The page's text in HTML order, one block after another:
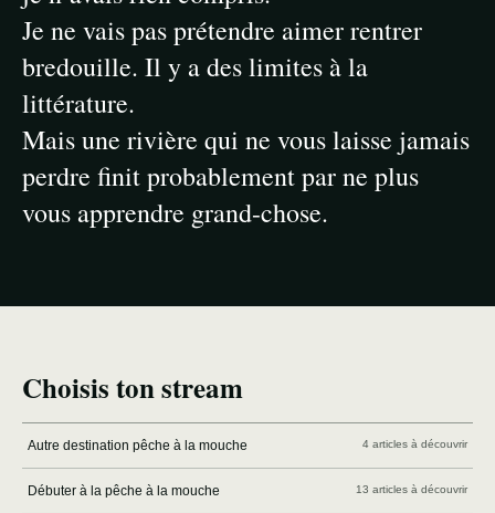
Je ne vais pas prétendre aimer rentrer
bredouille. Il y a des limites à la
littérature.
Mais une rivière qui ne vous laisse jamais
perdre finit probablement par ne plus
vous apprendre grand-chose.
Choisis ton stream
Autre destination pêche à la mouche 4 articles à découvrir
Débuter à la pêche à la mouche 13 articles à découvrir